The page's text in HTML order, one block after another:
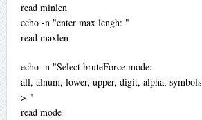
read minlen
echo -n "enter max lengh: "
read maxlen
echo -n "Select bruteForce mode:
all, alnum, lower, upper, digit, alpha, symbols
> "
read mode